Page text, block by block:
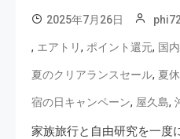
2025年7月26日
, エアトリ, ポイント還元, 国
夏のクリアランスセール, 夏
宿の日キャンペーン, 屋久島,
家族旅行と自由研究を一度